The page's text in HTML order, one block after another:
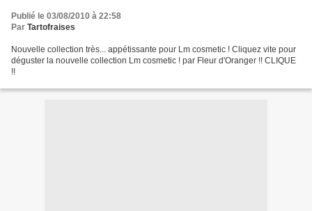
Publié le 03/08/2010 à 22:58
Par Tartofraises
Nouvelle collection très... appétissante pour Lm cosmetic ! Cliquez vite pour
déguster la nouvelle collection Lm cosmetic ! par Fleur d'Oranger !! CLIQUE
!!